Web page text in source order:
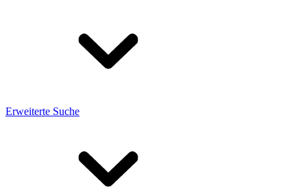
Erweiterte Suche